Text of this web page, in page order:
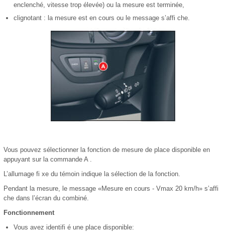
enclenché, vitesse trop élevée) ou la mesure est terminée,
clignotant : la mesure est en cours ou le message s’affi che.
Vous pouvez sélectionner la fonction de mesure de place disponible en
appuyant sur la commande A .
L’allumage fi xe du témoin indique la sélection de la fonction.
Pendant la mesure, le message «Mesure en cours - Vmax 20 km/h» s’affi
che dans l’écran du combiné.
Fonctionnement
Vous avez identifi é une place disponible: